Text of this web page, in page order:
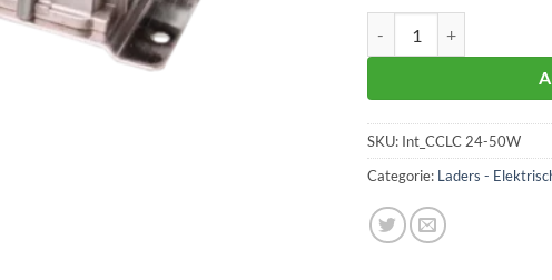
SKU: Int_CCLC 24-50W
Categorie: Laders -